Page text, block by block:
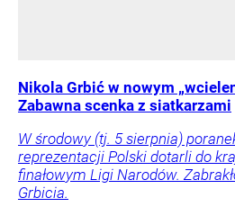
Nikola Grbić w nowym
Zabawna scenka z siatkarzami
W środowy (tj. 5 sierpnia)
reprezentacji Polski dotarli do
finałowym Ligi Narodów.
Grbicia.